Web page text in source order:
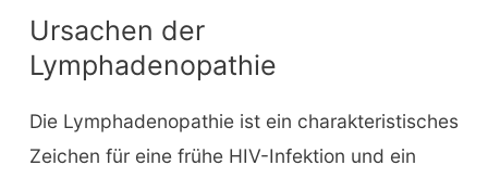
Ursachen der
Lymphadenopathie
Die Lymphadenopathie ist ein charakteristisches
Zeichen für eine frühe HIV-Infektion und ein